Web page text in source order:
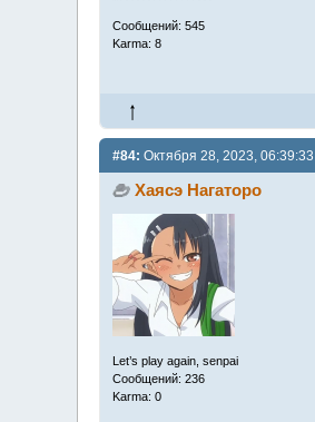
Сообщений: 545
Karma: 8
#84: Октября 28, 2023, 06:39:33
Хаясэ Нагаторо
Let’s play again, senpai
Сообщений: 236
Karma: 0